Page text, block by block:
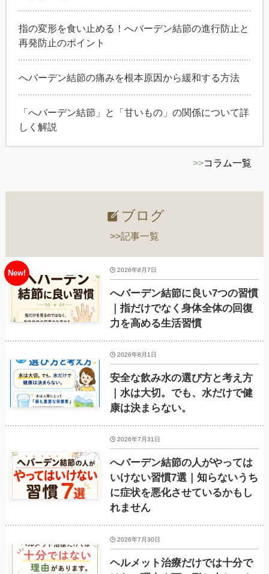
指の変形を食い止める！へバーデン結節の進行防止と
再発防止のポイント
へバーデン結節の痛みを根本原因から緩和する方法
「へバーデン結節」と「甘いもの」の関係について詳
しく解説
>>コラム一覧
ブログ
>>記事一覧
へバーデン結節に良い7つの習慣
｜指だけでなく身体全体の回復
力を高める生活習慣
2026年8月7日
安全な飲み水の選び方と考え方
｜水は大切。でも、水だけで健
康は決まらない。
2026年8月1日
へバーデン結節の人がやっては
いけない習慣7選｜知らないうち
に症状を悪化させているかもし
れません
2026年7月31日
ヘルメット治療だけでは十分で
2026年7月30日